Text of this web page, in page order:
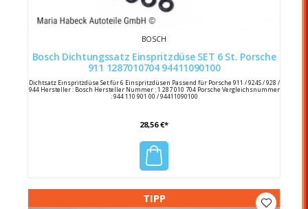
BOSCH
Bosch Dichtungssatz Einspritzdüse SET 6 St. Porsche
911 1287010704 94411090100
Dichtsatz Einspritzdüse Set für 6 Einspritzdüsen Passend für Porsche 911 / 924S / 928 /
944 Hersteller : Bosch Hersteller Nummer : 1 287 010 704 Porsche Vergleichsnummer
: 944 110 901 00 / 94411090100
28,56 €*
TIPP